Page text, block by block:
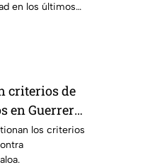
en los últimos
entre la
criterios de
en Guerrero
los criterios